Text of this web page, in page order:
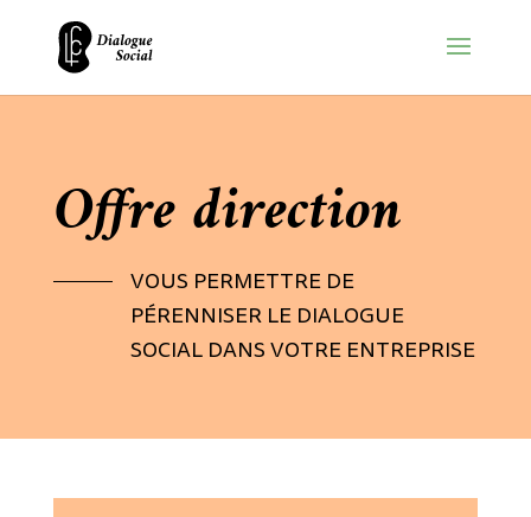
Offre direction
VOUS PERMETTRE DE
PÉRENNISER LE DIALOGUE
SOCIAL DANS VOTRE ENTREPRISE